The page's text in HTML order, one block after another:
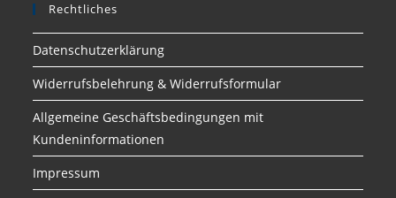
Rechtliches
Datenschutzerklärung
Widerrufsbelehrung & Widerrufsformular
Allgemeine Geschäftsbedingungen mit
Kundeninformationen
Impressum